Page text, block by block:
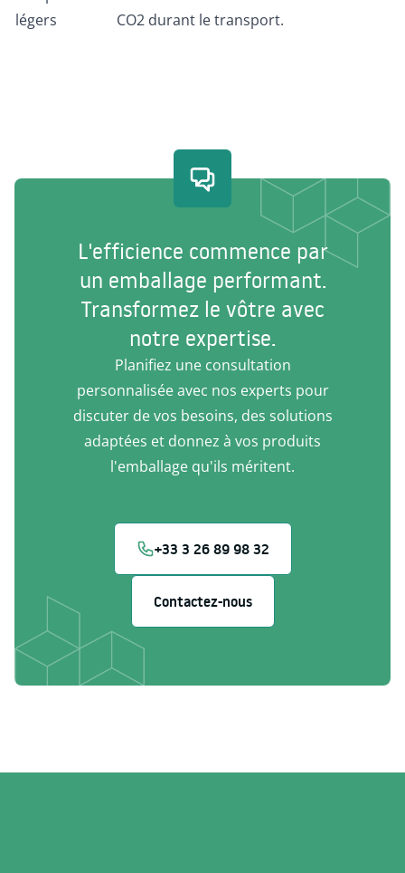
légers
CO2 durant le transport.
L'efficience commence par
un emballage performant.
Transformez le vôtre avec
notre expertise.
Planifiez une consultation
personnalisée avec nos experts pour
discuter de vos besoins, des solutions
adaptées et donnez à vos produits
l'emballage qu'ils méritent.
+33 3 26 89 98 32
Contactez-nous